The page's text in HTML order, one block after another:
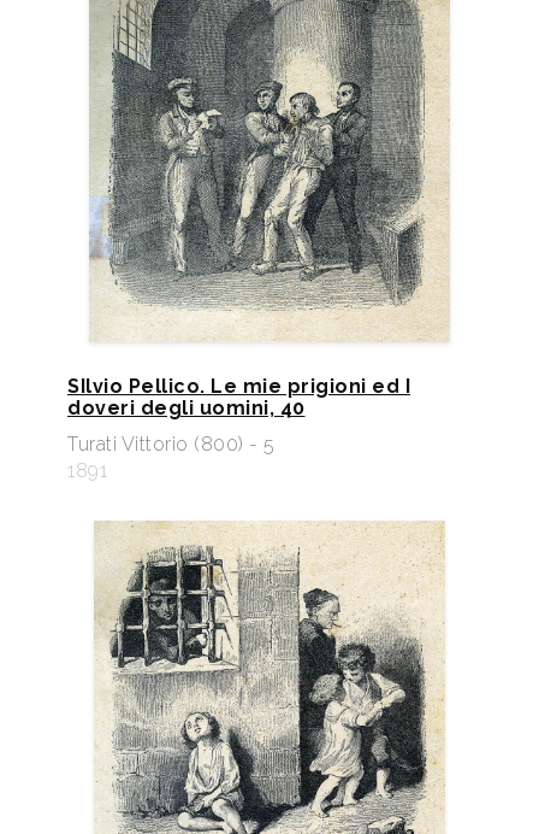
SIlvio Pellico. Le mie prigioni ed I
doveri degli uomini, 40
Turati Vittorio (800) - 5
1891